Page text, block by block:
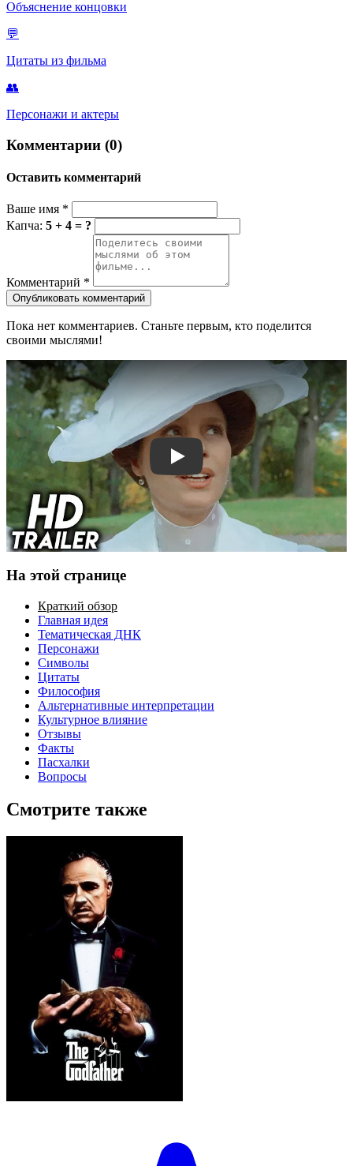
Объяснение концовки
💬
Цитаты из фильма
👥
Персонажи и актеры
Комментарии (0)
Оставить комментарий
Ваше имя *
Капча: 5 + 4 = ?
Комментарий *
Опубликовать комментарий
Пока нет комментариев. Станьте первым, кто поделится
своими мыслями!
Смотреть трейлер
На этой странице
Краткий обзор
Главная идея
Тематическая ДНК
Персонажи
Символы
Цитаты
Философия
Альтернативные интерпретации
Культурное влияние
Отзывы
Факты
Пасхалки
Вопросы
Смотрите также